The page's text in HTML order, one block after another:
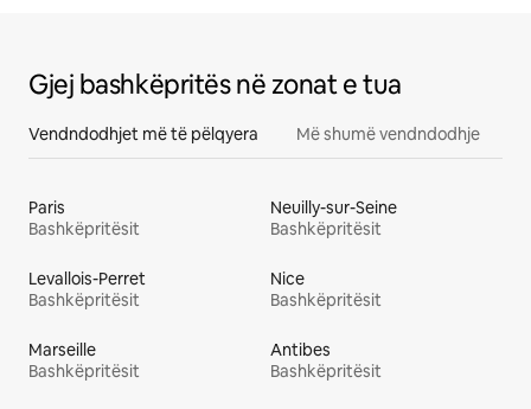
Gjej bashkëpritës në zonat e tua
Vendndodhjet më të pëlqyera Më shumë vendndodhje
Paris
Bashkëpritësit
Neuilly-sur-Seine
Bashkëpritësit
Levallois-Perret
Bashkëpritësit
Nice
Bashkëpritësit
Marseille
Bashkëpritësit
Antibes
Bashkëpritësit